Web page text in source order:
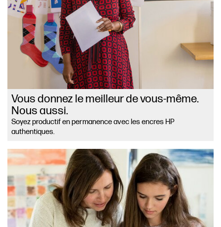
Vous donnez le meilleur de vous-même.
Nous aussi.
Soyez productif en permanence avec les encres HP
authentiques.